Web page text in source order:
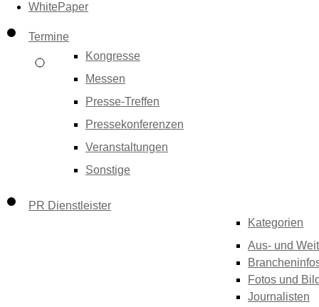
WhitePaper
Termine
Kongresse
Messen
Presse-Treffen
Pressekonferenzen
Veranstaltungen
Sonstige
PR Dienstleister
Kategorien
Aus- und
Fotos und
Journalisten